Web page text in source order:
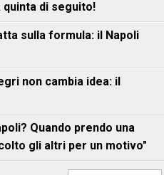
di seguito!
sulla formula: il Napoli
non cambia idea: il
Quando prendo una
gli altri per un motivo"